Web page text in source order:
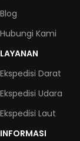
Blog
Hubungi Kami
LAYANAN
Ekspedisi Darat
Ekspedisi Udara
Ekspedisi Laut
INFORMASI